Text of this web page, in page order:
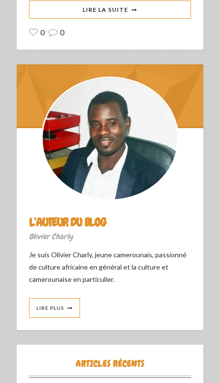
LIRE LA SUITE
0 0
L’AUTEUR DU BLOG
Olivier Charly
Je suis Olivier Charly, jeune camerounais, passionné
de culture africaine en général et la culture et
camerounaise en particulier.
LIRE PLUS
ARTICLES RÉCENTS